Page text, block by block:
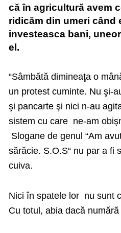
că în agricultură avem
ridicăm din umeri când
investeasca bani,
el.
“Sâmbătă dimineaţa o
un protest cuminte. Nu şi-
şi pancarte şi nici n-au
sistem cu care ne-am
Slogane de genul “Am
sărăcie. S.O.S“ nu par a fi
cuiva.
Nici în spatele lor nu sunt
Cu totul, abia dacă